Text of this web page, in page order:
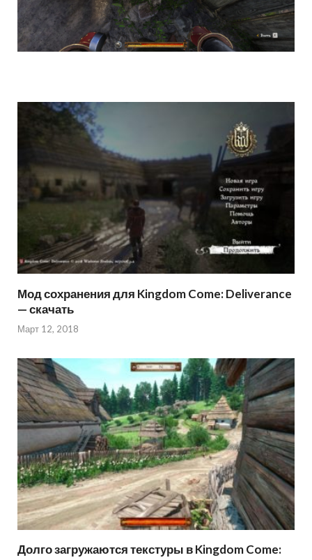
Мод сохранения для Kingdom Come: Deliverance
— скачать
Март 12, 2018
Долго загружаются текстуры в Kingdom Come: